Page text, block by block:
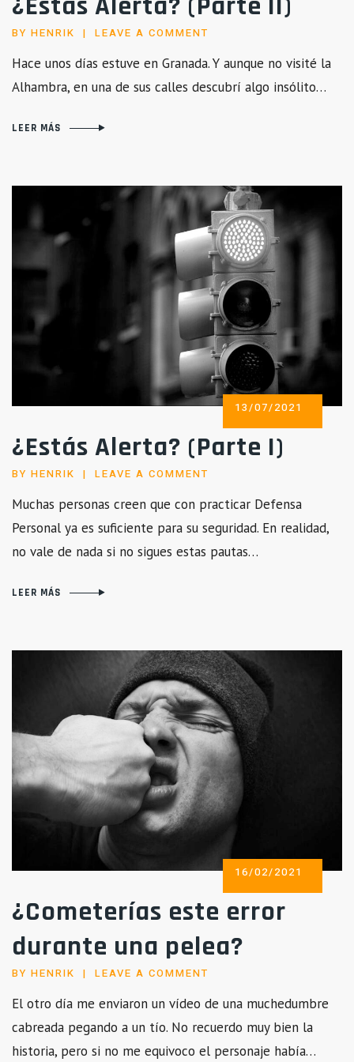
BY HENRIK LEAVE A COMMENT
Hace unos días estuve en Granada. Y aunque no visité la
Alhambra, en una de sus calles descubrí algo insólito…
LEER MÁS
¿Estás Alerta? (Parte I)
POSTED
ON
13/07/2021
BY HENRIK LEAVE A COMMENT
Muchas personas creen que con practicar Defensa
Personal ya es suficiente para su seguridad. En realidad,
no vale de nada si no sigues estas pautas…
LEER MÁS
¿Cometerías este error
durante una pelea?
POSTED
16/02/2021
BY HENRIK LEAVE A COMMENT
El otro día me enviaron un vídeo de una muchedumbre
cabreada pegando a un tío. No recuerdo muy bien la
historia, pero si no me equivoco el personaje había…